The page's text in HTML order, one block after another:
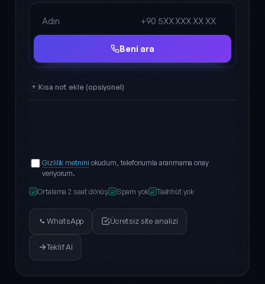
Ad Soyad
Telefon
Beni ara
Kısa not ekle (opsiyonel)
Gizlilik metnini okudum, telefonumla aranmama onay
veriyorum.
✓ Ortalama 2 saat dönüş ✓ Spam yok ✓ Taahhüt yok
WhatsApp Ücretsiz site analizi
Teklif Al